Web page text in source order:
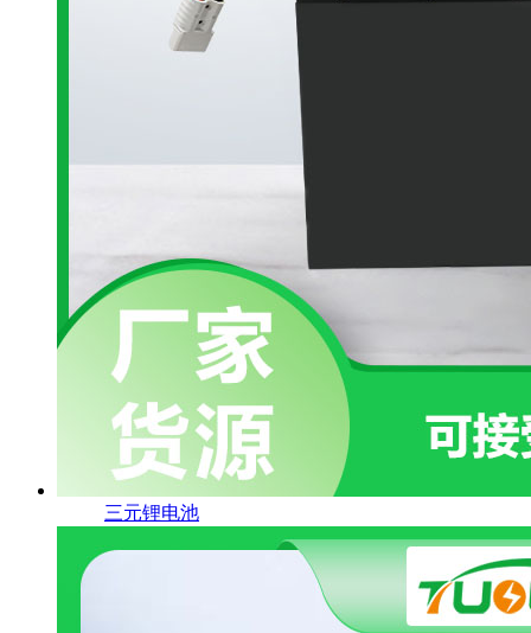
三元锂电池